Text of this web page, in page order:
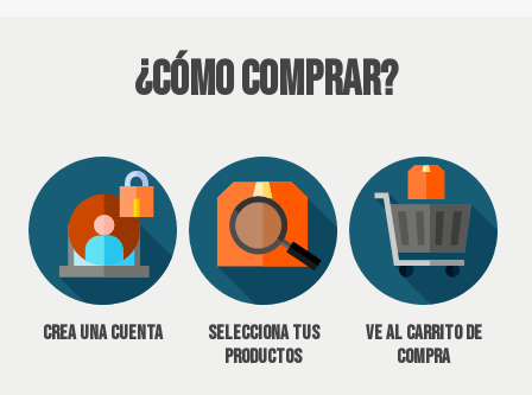
¿Cómo Comprar?
Crea una cuenta
Selecciona tus
productos
Ve al carrito de
compra